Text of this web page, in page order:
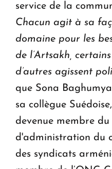
service de la
Chacun agit à sa
domaine pour les
de l’Artsakh,
d’autres agissent
que Sona
sa collègue
devenue membre du
d'administration du
des syndicats